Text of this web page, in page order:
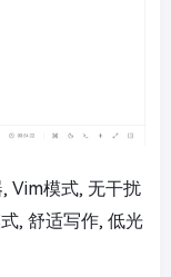
Vim模式, 无干扰
, 舒适写作, 低光